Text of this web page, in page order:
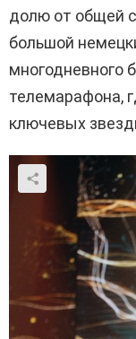
долю от общей
большой
многодневного
телемарафона,
ключевых